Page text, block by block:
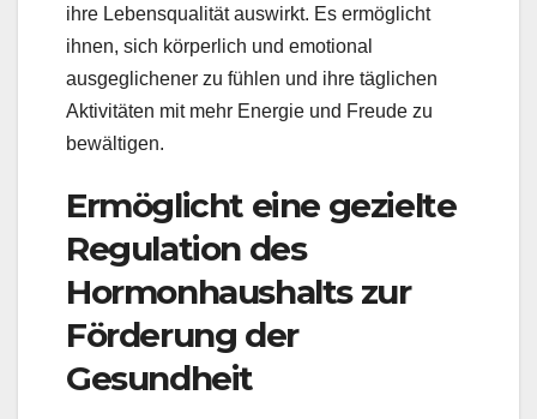
ihre Lebensqualität auswirkt. Es ermöglicht
ihnen, sich körperlich und emotional
ausgeglichener zu fühlen und ihre täglichen
Aktivitäten mit mehr Energie und Freude zu
bewältigen.
Ermöglicht eine gezielte
Regulation des
Hormonhaushalts zur
Förderung der
Gesundheit